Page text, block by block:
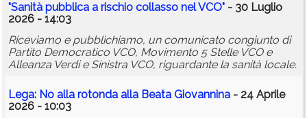
Annunci
"Sanità pubblica a rischio collasso nel VCO" - 30 Luglio
2026 - 14:03
Riceviamo e pubblichiamo, un comunicato congiunto di
Partito Democratico VCO, Movimento 5 Stelle VCO e
Alleanza Verdi e Sinistra VCO, riguardante la sanità locale.
Lega: No alla rotonda alla Beata Giovannina - 24 Aprile
2026 - 10:03